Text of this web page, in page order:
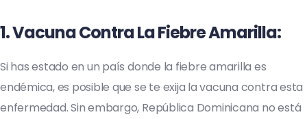
1.Vacuna Contra La Fiebre Amarilla:
Si has estado en un país donde la fiebre amarilla es
endémica, es posible que se te exija la vacuna contra esta
enfermedad. Sin embargo, República Dominicana no está